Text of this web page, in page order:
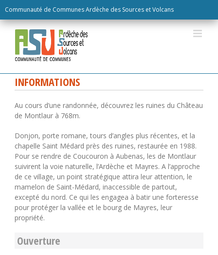
Communauté de Communes Ardèche des Sources et Volcans
to
content
INFORMATIONS
Au cours d’une randonnée, découvrez les ruines du Château
de Montlaur à 768m.
Donjon, porte romane, tours d’angles plus récentes, et la
chapelle Saint Médard près des ruines, restaurée en 1988.
Pour se rendre de Coucouron à Aubenas, les de Montlaur
suivirent la voie naturelle, l’Ardèche et Mayres. A l’approche
de ce village, un point stratégique attira leur attention, le
mamelon de Saint-Médard, inaccessible de partout,
excepté du nord. Ce qui les engagea à batir une forteresse
pour protéger la vallée et le bourg de Mayres, leur
propriété.
Ouverture